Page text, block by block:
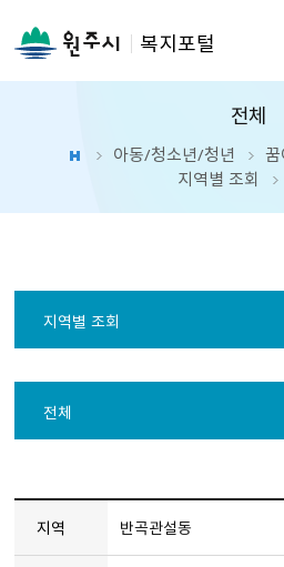
복지포털
전체
아동/청소년/청년
지역별 조회
지역별 조회
전체
지역 반곡관설동